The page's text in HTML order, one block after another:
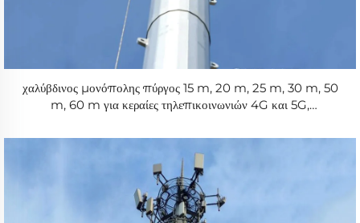
χαλύβδινος μονόπολης πύργος 15 m, 20 m, 25 m, 30 m, 50
m, 60 m για κεραίες τηλεπικοινωνιών 4G και 5G,